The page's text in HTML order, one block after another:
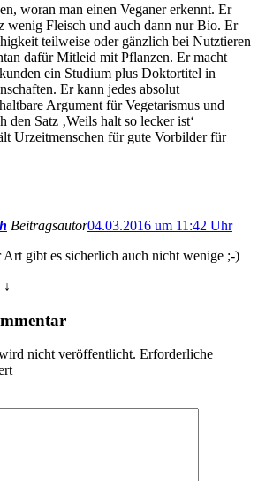
woran man einen Veganer erkennt. Er
wenig Fleisch und auch dann nur Bio. Er
teilweise oder gänzlich bei Nutztieren
dafür Mitleid mit Pflanzen. Er macht
ein Studium plus Doktortitel in
Er kann jedes absolut
Argument für Vegetarismus und
den Satz ‚Weils halt so lecker ist‘
Urzeitmenschen für gute Vorbilder für
Beitragsautor04.03.2016 um 11:42 Uhr
Art gibt es sicherlich auch nicht wenige ;-)
↓
nicht veröffentlicht. Erforderliche